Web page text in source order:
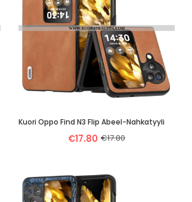
Kuori Oppo Find N3 Flip Abeel-Nahkatyyli
€17.80 €17.80